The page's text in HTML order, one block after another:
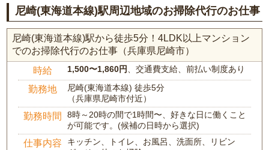
尼崎(東海道本線)駅周辺地域のお掃除代行のお仕事
尼崎(東海道本線)駅から徒歩5分！4LDK以上マンション
でのお掃除代行のお仕事（兵庫県尼崎市）
時給 1,500〜1,860円、交通費支給、前払い制度あり
勤務地
尼崎(東海道本線) 徒歩5分
（兵庫県尼崎市付近）
勤務時間
8時～20時の間で1時間〜、好きな日に働くこと
が可能です。(候補の日時から選択)
仕事内容
キッチン、トイレ、お風呂、洗面所、リビン